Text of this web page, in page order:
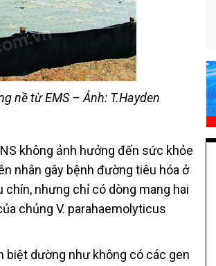
nề từ EMS – Ảnh: T.Hayden
không ảnh hưởng đến sức khỏe
nhân gây bệnh đường tiêu hóa ở
nhưng chỉ có dòng mang hai
chủng V. parahaemolyticus
biệt dường như không có các gen